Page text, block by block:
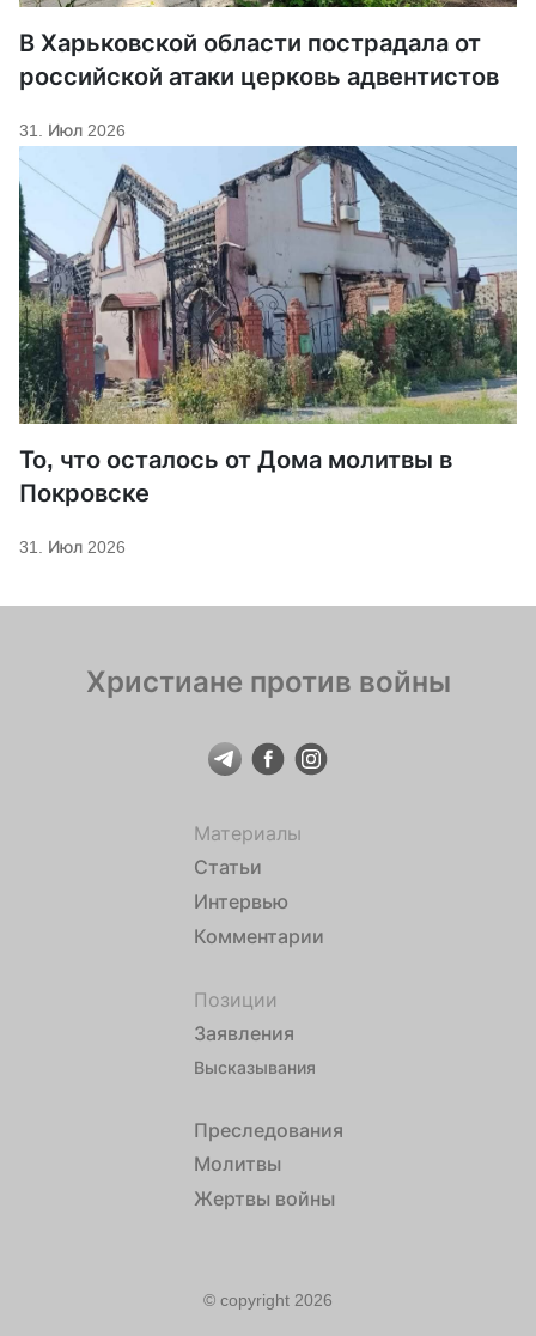
В Харьковской области пострадала от
российской атаки церковь адвентистов
31. Июл 2026
То, что осталось от Дома молитвы в
Покровске
31. Июл 2026
Христиане против войны
Материалы
Статьи
Интервью
Комментарии
Позиции
Заявления
Высказывания
Преследования
Молитвы
Жертвы войны
© copyright 2026